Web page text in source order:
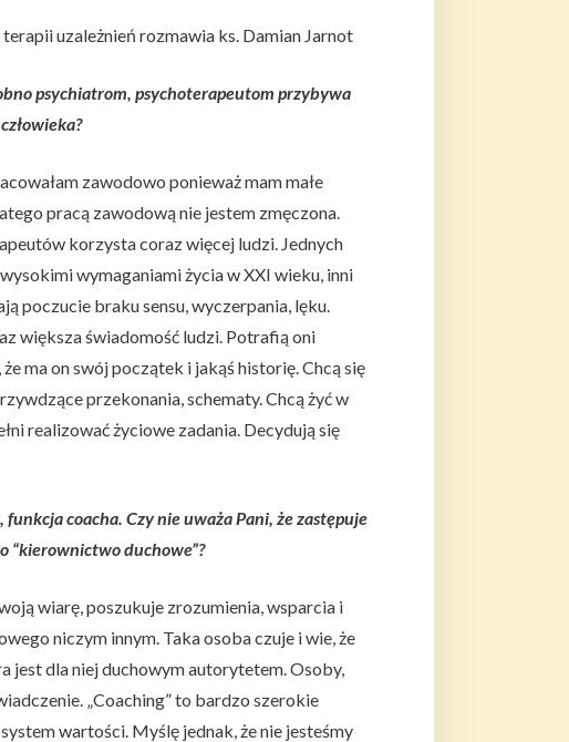
uzależnień rozmawia ks. Damian Jarnot
psychiatrom, psychoterapeutom przybywa
zawodowo ponieważ mam małe
pracą zawodową nie jestem zmęczona.
korzysta coraz więcej ludzi. Jednych
wymaganiami życia w XXI wieku, inni
poczucie braku sensu, wyczerpania, lęku.
większa świadomość ludzi. Potrafią oni
ma on swój początek i jakąś historię. Chcą się
przekonania, schematy. Chcą żyć w
realizować życiowe zadania. Decydują się
, funkcjacoacha. Czy nie uważa Pani, że zastępuje
“kierownictwo duchowe”?
wiarę, poszukuje zrozumienia, wsparcia i
niczym innym. Taka osoba czuje i wie, że
jest dla niej duchowym autorytetem. Osoby,
„Coaching” to bardzo szerokie
wartości. Myślę jednak, że nie jesteśmy